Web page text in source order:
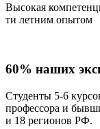
Высокая
ти летним опытом
60% наших
Студенты 5-6
профессора и
и 18 регионов РФ.